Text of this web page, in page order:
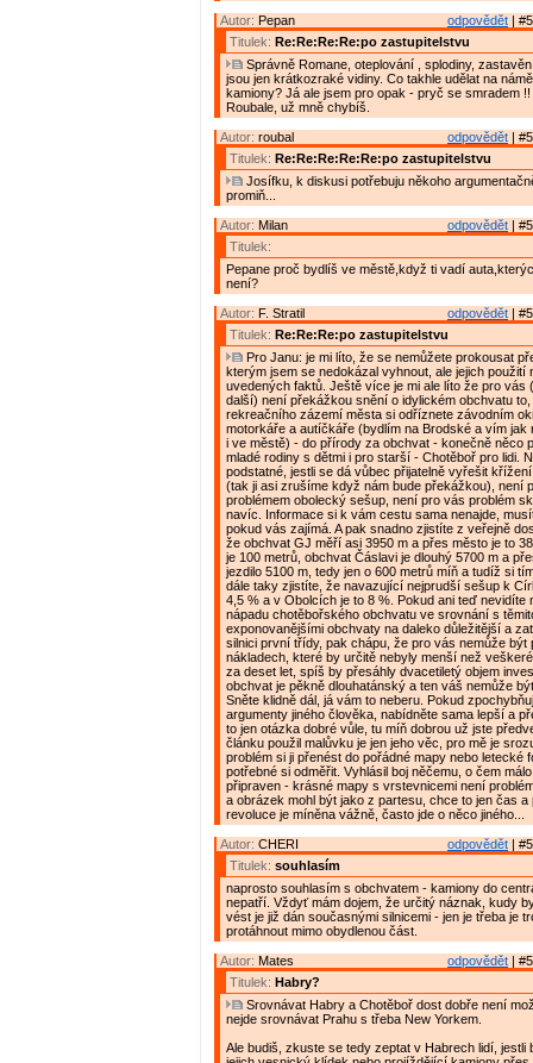
odpovědět |
Autor: Pepan
Titulek: Re:Re:Re:Re:po zastupitelstvu
Správně Romane, oteplování , splodiny,
jsou jen krátkozraké vidiny. Co takhle udělat na
kamiony? Já ale jsem pro opak - pryč se smradem
Roubale, už mně chybíš.
odpovědět |
Autor: roubal
Titulek: Re:Re:Re:Re:Re:po zastupitelstvu
Josífku, k diskusi potřebuju někoho
promiň...
odpovědět |
Autor: Milan
Titulek:
Pepane proč bydlíš ve městě,když ti vadí
není?
odpovědět |
Autor: F. Stratil
Titulek: Re:Re:Re:po zastupitelstvu
Pro Janu: je mi líto, že se nemůžete prokousat
kterým jsem se nedokázal vyhnout, ale jejich použití
uvedených faktů. Ještě více je mi ale líto že pro vás
další) není překážkou snění o idylickém obchvatu
rekreačního zázemí města si odříznete závodním
motorkáře a autíčkáře (bydlím na Brodské a vím jak
i ve městě) - do přírody za obchvat - konečně něco
mladé rodiny s dětmi i pro starší - Chotěboř pro lidi.
podstatné, jestli se dá vůbec přijatelně vyřešit
(tak ji asi zrušíme když nám bude překážkou), není
problémem obolecký sešup, není pro vás problém
navíc. Informace si k vám cestu sama nenajde,
pokud vás zajímá. A pak snadno zjistíte z veřejně
že obchvat GJ měří asi 3950 m a přes město je to
je 100 metrů, obchvat Čáslavi je dlouhý 5700 m a
jezdilo 5100 m, tedy jen o 600 metrů míň a tudíž si
dále taky zjistíte, že navazující nejprudší sešup k
4,5 % a v Obolcích je to 8 %. Pokud ani teď nevidíte
nápadu chotěbořského obchvatu ve srovnání s
exponovanějšími obchvaty na daleko důležitější a
silnici první třídy, pak chápu, že pro vás nemůže být
nákladech, které by určitě nebyly menší než
za deset let, spíš by přesáhly dvacetiletý objem
obchvat je pěkně dlouhatánský a ten váš nemůže
Sněte klidně dál, já vám to neberu. Pokud
argumenty jiného člověka, nabídněte sama lepší a
to jen otázka dobré vůle, tu míň dobrou už jste
článku použil malůvku je jen jeho věc, pro mě je
problém si ji přenést do pořádné mapy nebo letecké
potřebné si odměřit. Vyhlásil boj něčemu, o čem
připraven - krásné mapy s vrstevnicemi není
a obrázek mohl být jako z partesu, chce to jen čas a
revoluce je míněna vážně, často jde o něco jiného...
odpovědět |
Autor: CHERI
Titulek: souhlasím
naprosto souhlasím s obchvatem - kamiony do
nepatří. Vždyť mám dojem, že určitý náznak, kudy
vést je již dán současnými silnicemi - jen je třeba je
protáhnout mimo obydlenou část.
odpovědět |
Autor: Mates
Titulek: Habry?
Srovnávat Habry a Chotěboř dost dobře není
nejde srovnávat Prahu s třeba New Yorkem.
Ale budiš, zkuste se tedy zeptat v Habrech lidí, jestli